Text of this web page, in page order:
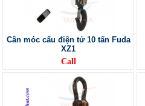
Cân móc cẩu điện tử 10 tấn Fuda
XZ1
Call